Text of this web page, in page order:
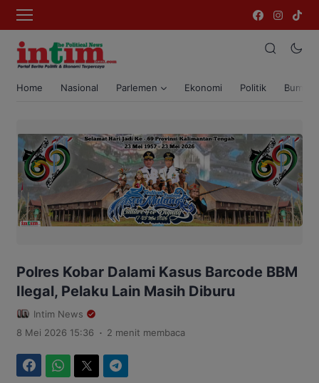
Home Nasional Parlemen Ekonomi Politik Bumi
Polres Kobar Dalami Kasus Barcode BBM
Ilegal, Pelaku Lain Masih Diburu
Intim News
8 Mei 2026 15:36 . 2 menit membaca